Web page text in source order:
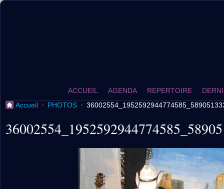
ACCUEIL AGENDA REPERTOIRE
Accueil
PHOTOS